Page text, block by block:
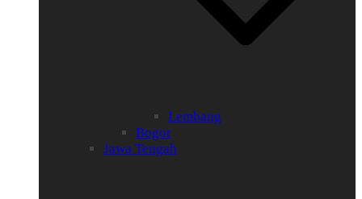
Lembang
Bogor
Jawa Tengah